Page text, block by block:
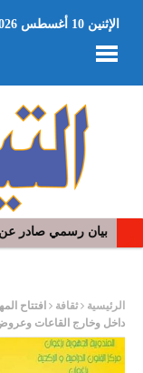
الإثنين 10 أغسطس 2026
بيان رسمي صادر عن
في افتتاح مهرجان
الرئيسية ثقافة
افتتاح
داخل وخارج القاعات